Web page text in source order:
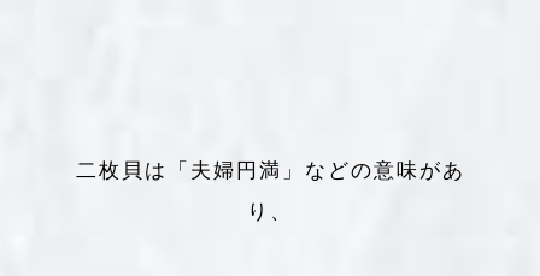
二枚貝は「夫婦円満」などの意味があ
り、